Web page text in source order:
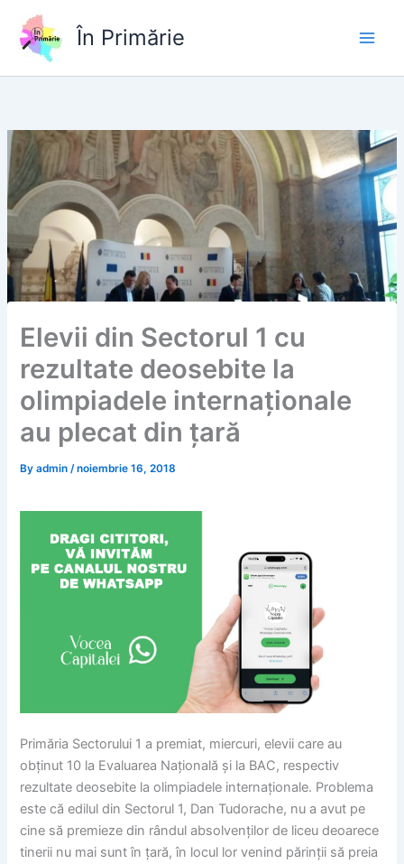
content
În Primărie
Elevii din Sectorul 1 cu
rezultate deosebite la
olimpiadele internaționale
au plecat din țară
Byadmin /noiembrie 16, 2018
Primăria Sectorului 1 a premiat, miercuri, elevii care au
obţinut 10 la Evaluarea Naţională şi la BAC, respectiv
rezultate deosebite la olimpiadele internaţionale. Problema
este că edilul din Sectorul 1, Dan Tudorache, nu a avut pe
cine să premieze din rândul absolvenţilor de liceu deoarece
tinerii nu mai sunt în ţară, în locul lor venind părinţii să preia